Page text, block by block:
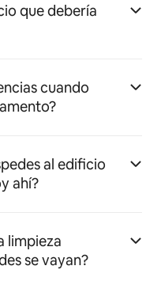
que debería
cuando
al edificio
ahí?
limpieza
se vayan?